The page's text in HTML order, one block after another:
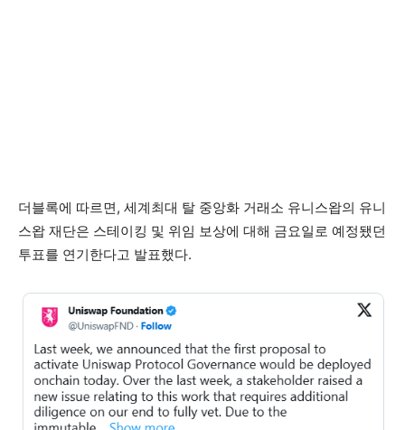
더블록에 따르면, 세계최대 탈 중앙화 거래소 유니스왑의 유니
스왑 재단은 스테이킹 및 위임 보상에 대해 금요일로 예정됐던
투표를 연기한다고 발표했다.